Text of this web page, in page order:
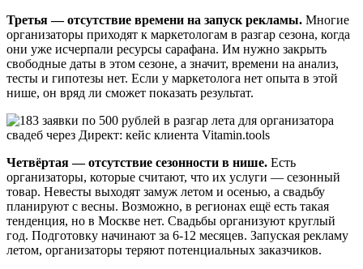
Третья — отсутствие времени на запуск рекламы. Многие
организаторы приходят к маркетологам в разгар сезона, когда
они уже исчерпали ресурсы сарафана. Им нужно закрыть
свободные даты в этом сезоне, а значит, времени на анализ,
тесты и гипотезы нет. Если у маркетолога нет опыта в этой
нише, он вряд ли сможет показать результат.
Четвёртая — отсутствие сезонности в нише. Есть
организаторы, которые считают, что их услуги — сезонный
товар. Невесты выходят замуж летом и осенью, а свадьбу
планируют с весны. Возможно, в регионах ещё есть такая
тенденция, но в Москве нет. Свадьбы организуют круглый
год. Подготовку начинают за 6-12 месяцев. Запуская рекламу
летом, организаторы теряют потенциальных заказчиков.